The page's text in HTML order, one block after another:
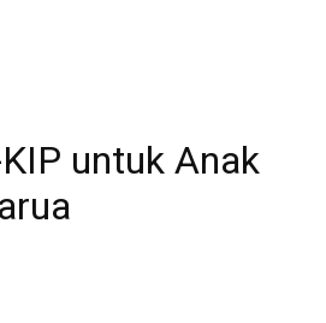
untuk Anak